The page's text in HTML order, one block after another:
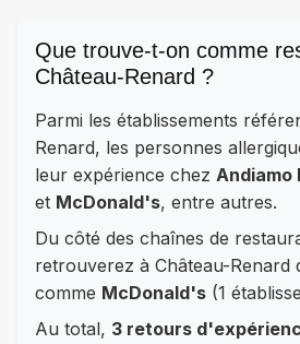
Que trouve-t-on comme
Château-Renard ?
Parmi les établissements
Renard, les personnes
leur expérience chez Andiamo
et McDonald's, entre autres.
Du côté des chaînes de
retrouverez à Château-Renard
comme McDonald's (1
Au total, 3 retours